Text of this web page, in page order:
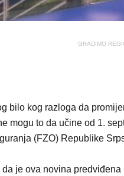
GRADIMO
bilo kog razloga da
mogu to da učine od 1.
(FZO) Republike
da je ova novina